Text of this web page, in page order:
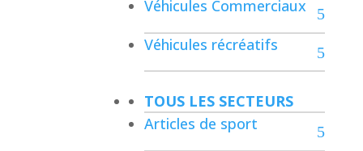
Véhicules Commerciaux
Véhicules récréatifs
TOUS LES SECTEURS
Articles de sport